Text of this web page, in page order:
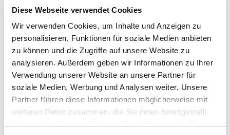
Diese Webseite verwendet Cookies
Wir verwenden Cookies, um Inhalte und Anzeigen zu
personalisieren, Funktionen für soziale Medien anbieten
zu können und die Zugriffe auf unsere Website zu
analysieren. Außerdem geben wir Informationen zu Ihrer
Verwendung unserer Website an unsere Partner für
soziale Medien, Werbung und Analysen weiter. Unsere
Partner führen diese Informationen möglicherweise mit
weiteren Daten zusammen, die Sie ihnen bereitgestellt
Die beim Umbau zum Einsatz gekommenen
diversen Trennwandsysteme bestehen zum einen
aus feststehenden Glaselementen aus
Verbundsicherheitsglas mit Schallschutzfunktion
vom Typ
STADIP SILENCEin 12 mm Stärke mit
0,76 mm Folie sowie zum anderen aus
Einscheibensicherheitsglas (ESG) in 12 mm
Stärke. Die Ganzglastüren sind aus ESG in 10 mm
Stärke mit Drücker, Schlosskasten und Bändern